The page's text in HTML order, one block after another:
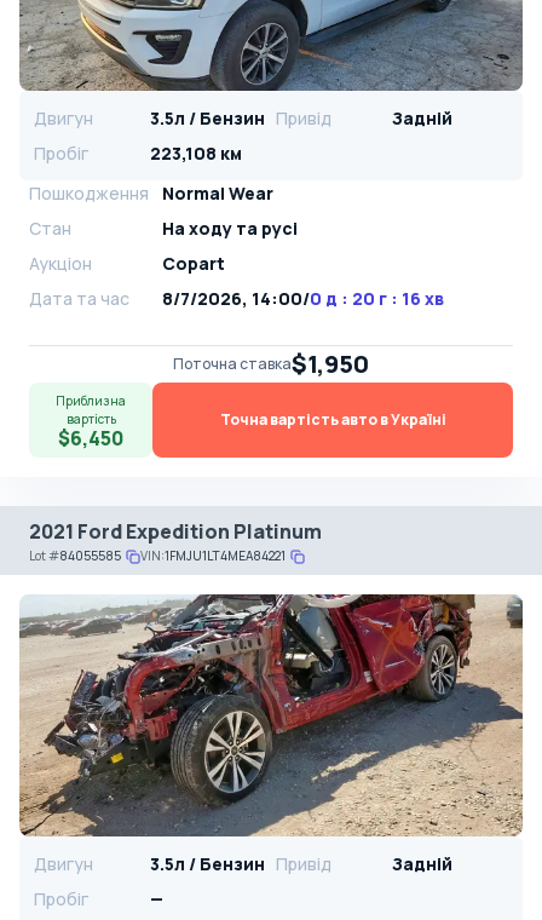
Двигун 3.5л / Бензин Привід
Задній
Пробіг
223,108 км
Пошкодження
Normal Wear
Стан
На ​​ходу та русі
Аукціон
Copart
Дата та час
8/7/2026, 14:00/0 д : 20 г : 16 хв
Поточна ставка$1,950
Приблизна
вартість
$6,450
Точна вартість авто в Україні
2021 Ford Expedition Platinum
Lot#84055585 VIN:1FMJU1LT4MEA84221
Двигун 3.5л / Бензин Привід
Задній
Пробіг
—